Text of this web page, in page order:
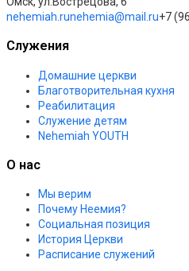
nehemiah.runehemia@mail.ru+7
Служения
Домашние церкви
Благотворительная кухня
Реабилитация
Служение детям
Nehemiah YOUTH
О нас
Мы верим
Почему Неемия?
Социальная позиция
История Церкви
Расписание служений